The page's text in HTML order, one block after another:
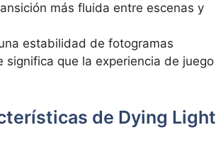
más fluida ⁤entre escenas y
estabilidad⁤ de​ fotogramas
significa que la‍ experiencia de‌ juego⁢
de ‍Dying Light